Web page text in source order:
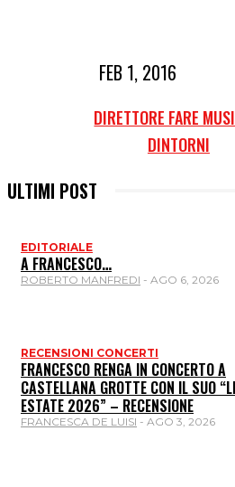
FEB 1, 2016
DIRETTORE FARE
DINTORNI
ULTIMI POST
EDITORIALE
A FRANCESCO…
ROBERTO MANFREDI - AGO 6, 2026
RECENSIONI CONCERTI
FRANCESCO RENGA IN CONCERTO A
CASTELLANA GROTTE CON IL SUO
ESTATE 2026” – RECENSIONE
FRANCESCA DE LUISI - AGO 3, 2026